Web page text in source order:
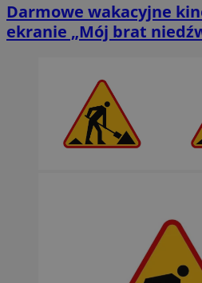
Darmowe wakacyjne
ekranie „Mój brat